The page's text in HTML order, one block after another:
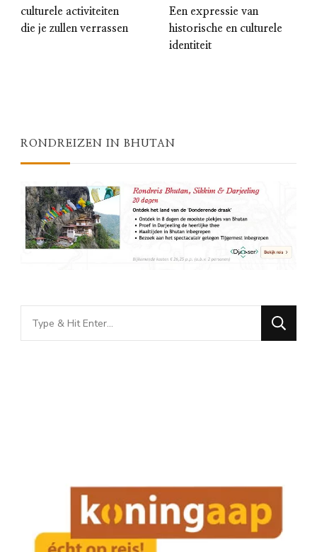
culturele activiteiten
die je zullen verrassen
Een expressie van
historische en culturele
identiteit
RONDREIZEN IN BHUTAN
Looking
for